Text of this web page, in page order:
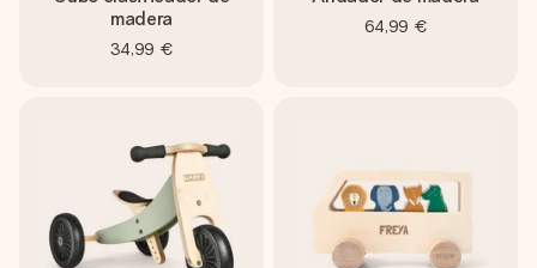
madera
34,99 €
64,99 €